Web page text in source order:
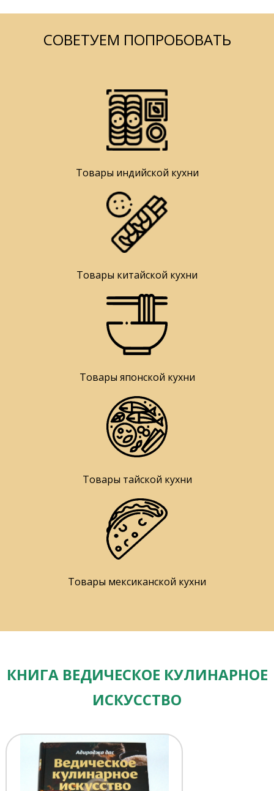
СОВЕТУЕМ ПОПРОБОВАТЬ
Товары индийской кухни
Товары китайской кухни
Товары японской кухни
Товары тайской кухни
Товары мексиканской кухни
КНИГА ВЕДИЧЕСКОЕ КУЛИНАРНОЕ
ИСКУССТВО